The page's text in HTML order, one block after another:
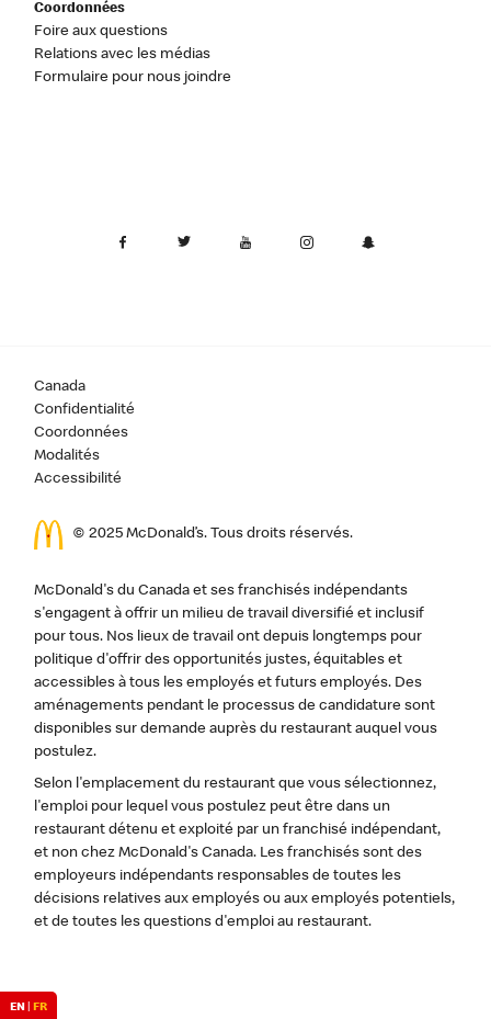
Coordonnées
Foire aux questions
Relations avec les médias
Formulaire pour nous joindre
Canada
Confidentialité
Coordonnées
Modalités
Accessibilité
© 2025 McDonald’s. Tous droits réservés.
McDonald's du Canada et ses franchisés indépendants
s'engagent à offrir un milieu de travail diversifié et inclusif
pour tous. Nos lieux de travail ont depuis longtemps pour
politique d'offrir des opportunités justes, équitables et
accessibles à tous les employés et futurs employés. Des
aménagements pendant le processus de candidature sont
disponibles sur demande auprès du restaurant auquel vous
postulez.
Selon l'emplacement du restaurant que vous sélectionnez,
l'emploi pour lequel vous postulez peut être dans un
restaurant détenu et exploité par un franchisé indépendant,
et non chez McDonald's Canada. Les franchisés sont des
employeurs indépendants responsables de toutes les
décisions relatives aux employés ou aux employés potentiels,
et de toutes les questions d'emploi au restaurant.
EN| FR